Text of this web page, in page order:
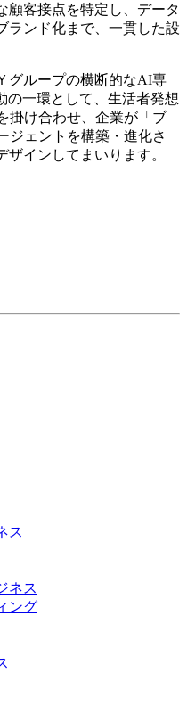
顧客接点を特定し、データ
ランド化まで、一貫した設
グループの横断的なAI専
の一環として、生活者発想
掛け合わせ、企業が「ブ
ジェントを構築・進化さ
インしてまいります。
ス
ネス
ング